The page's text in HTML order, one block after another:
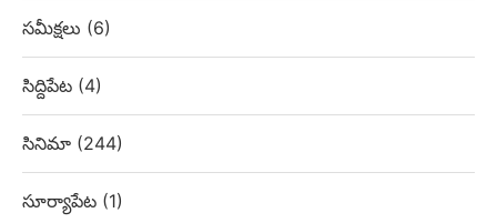
సమీక్షలు (6)
సిద్దిపేట (4)
సినిమా (244)
సూర్యాపేట (1)